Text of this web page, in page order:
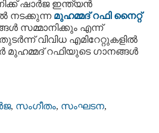
ഷാർജ ഇന്ത്യൻ
നടക്കുന്ന മുഹമ്മദ് റഫി നൈറ്റ്
സമ്മാനിക്കും എന്ന്
വിവിധ എമിറേറ്റുകളിൽ
മുഹമ്മദ് റഫിയുടെ ഗാനങ്ങൾ
, സംഗീതം, സംഘടന,